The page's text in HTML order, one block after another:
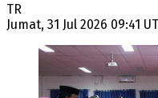
TR
Jumat, 31 Jul 2026 09:41